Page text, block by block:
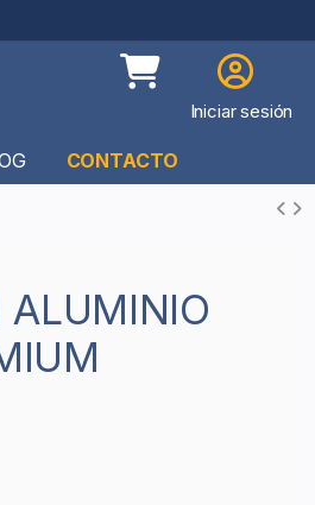
Iniciar sesión
CONTACTO